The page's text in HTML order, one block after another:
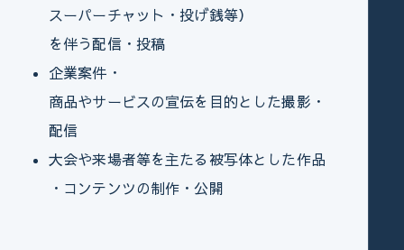
スーパーチャット・投げ銭等）
を伴う配信・投稿
企業案件・
商品やサービスの宣伝を目的とした撮影・
配信
大会や来場者等を主たる被写体とした作品
・コンテンツの制作・公開